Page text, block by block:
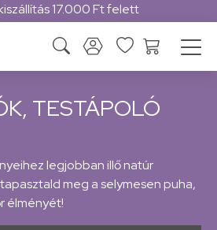
17.000 Ft felett
TESTÁPOLÓ
legjobban illő natúr
meg a selymesen puha,
élményét!